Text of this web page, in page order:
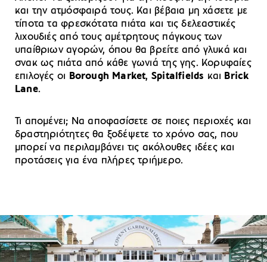
και την ατμόσφαιρά τους. Και βέβαια μη χάσετε με
τίποτα τα φρεσκότατα πιάτα και τις δελεαστικές
λιχουδιές από τους αμέτρητους πάγκους των
υπαίθριων αγορών, όπου θα βρείτε από γλυκά και
σνακ ως πιάτα από κάθε γωνιά της γης. Κορυφαίες
επιλογές οι Borough Market, Spitalfields και Brick
Lane.
Τι απομένει; Να αποφασίσετε σε ποιες περιοχές και
δραστηριότητες θα ξοδέψετε το χρόνο σας, που
μπορεί να περιλαμβάνει τις ακόλουθες ιδέες και
προτάσεις για ένα πλήρες τριήμερο.